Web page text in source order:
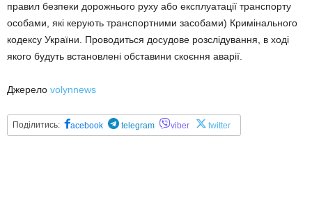
правил безпеки дорожнього руху або експлуатації транспорту
особами, які керують транспортними засобами) Кримінального
кодексу України. Проводиться досудове розслідування, в ході
якого будуть встановлені обставини скоєння аварії.
Джерело volynnews
Поділитись: acebook telegram viber twitter